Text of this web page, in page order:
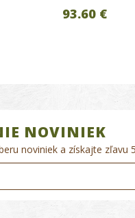
93.60 €
NOVINIEK
noviniek a získajte zľavu